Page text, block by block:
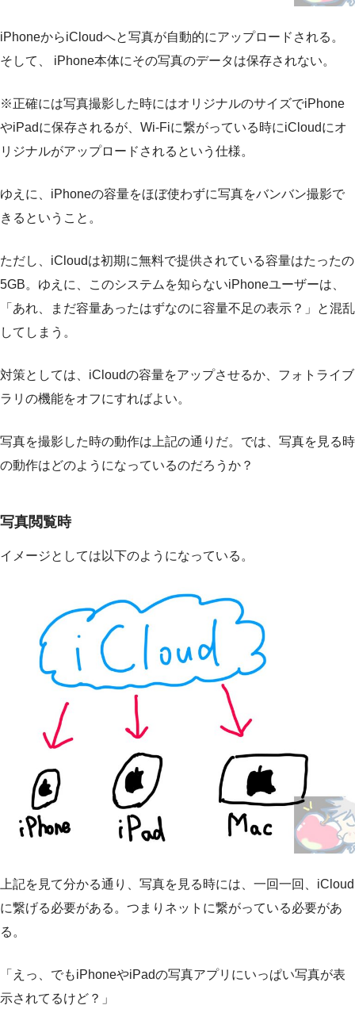
iPhoneからiCloudへと写真が自動的にアップロードされる。
そして、 iPhone本体にその写真のデータは保存されない。
※正確には写真撮影した時にはオリジナルのサイズでiPhone
やiPadに保存されるが、Wi-Fiに繋がっている時にiCloudにオ
リジナルがアップロードされるという仕様。
ゆえに、iPhoneの容量をほぼ使わずに写真をバンバン撮影で
きるということ。
ただし、iCloudは初期に無料で提供されている容量はたったの
5GB。ゆえに、このシステムを知らないiPhoneユーザーは、
「あれ、まだ容量あったはずなのに容量不足の表示？」と混乱
してしまう。
対策としては、iCloudの容量をアップさせるか、フォトライブ
ラリの機能をオフにすればよい。
写真を撮影した時の動作は上記の通りだ。では、写真を見る時
の動作はどのようになっているのだろうか？
写真閲覧時
イメージとしては以下のようになっている。
上記を見て分かる通り、写真を見る時には、一回一回、iCloud
に繋げる必要がある。つまりネットに繋がっている必要があ
る。
「えっ、でもiPhoneやiPadの写真アプリにいっぱい写真が表
示されてるけど？」